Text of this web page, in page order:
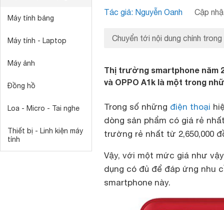
Máy tính bảng
Máy tính - Laptop
Máy ảnh
Đồng hồ
Loa - Micro - Tai nghe
Thiết bị - Linh kiện máy
tính
Tác giả: Nguyễn Oanh Cập
Chuyển tới nội dung chính trong
Thị trường smartphone năm
và OPPO A1k là một trong
Trong số những điện thoại
dòng sản phẩm có giá rẻ
trường rẻ nhất từ 2,650,000
Vậy, với một mức giá như
dụng có đủ để đáp ứng nhu
smartphone này.